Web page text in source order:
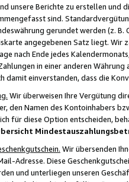
unsere Berichte zu erstellen und
sind.
gerundet werden (z.
angegebenen Satz liegt.
nach Ende jedes
in einer anderen
damit einverstanden, dass die
Wir überweisen Ihre Vergütung
den Namen des Kontoinhabers
für diese Option entscheiden,
Wir übersenden
Adresse. Diese
und unterliegen unseren